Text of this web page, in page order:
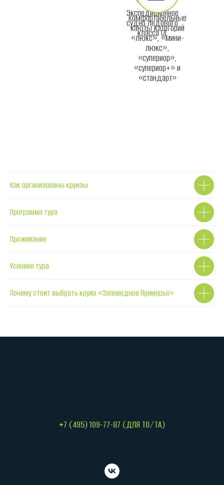
Экспедиционное
судно ледового
класса UL
Комфортабельные
каюты категорий
«люкс», «мини-
люкс»,
«супериор»,
«супериор+» и
«стандарт»
Как организованы круизы
Программа тура
Проживание
Условия тура
Почему стоит выбрать круиз «Заповедное Приморье»
+7 (495) 109-77-87 (ДЛЯ ТО/ТА)